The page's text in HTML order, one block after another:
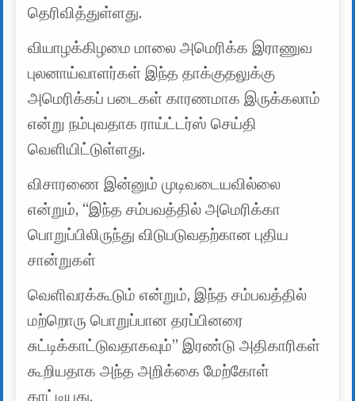
தெரிவித்துள்ளது.
வியாழக்கிழமை மாலை அமெரிக்க இராணுவ
புலனாய்வாளர்கள் இந்த தாக்குதலுக்கு
அமெரிக்கப் படைகள் காரணமாக இருக்கலாம்
என்று நம்புவதாக ராய்ட்டர்ஸ் செய்தி
வெளியிட்டுள்ளது.
விசாரணை இன்னும் முடிவடையவில்லை
என்றும், “இந்த சம்பவத்தில் அமெரிக்கா
பொறுப்பிலிருந்து விடுபடுவதற்கான புதிய
சான்றுகள்
வெளிவரக்கூடும் என்றும், இந்த சம்பவத்தில்
மற்றொரு பொறுப்பான தரப்பினரை
சுட்டிக்காட்டுவதாகவும்” இரண்டு அதிகாரிகள்
கூறியதாக அந்த அறிக்கை மேற்கோள்
காட்டியது.